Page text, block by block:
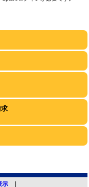
示